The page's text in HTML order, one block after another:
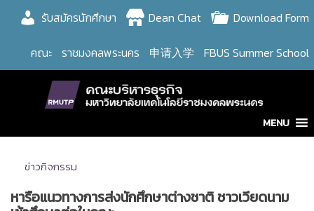
content
รับสมัครนักศึกษา Dean Chat Download Form
คณะ ราชมงคลพระนคร 申请入学 FBUS Summer School
MENU
ข่าวกิจกรรม
หารือแนวทางการส่งนักศึกษาต่างชาติ ชาวเวียดนาม